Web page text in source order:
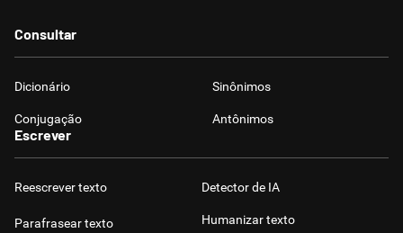
Consultar
Dicionário Sinônimos
Conjugação Antônimos
Escrever
Reescrever texto
Parafrasear texto
Detector de IA
Humanizar texto